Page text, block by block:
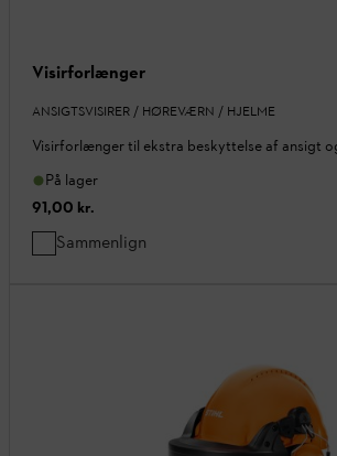
Visirforlænger
ANSIGTSVISIRER / HØREVÆRN / HJELME
Visirforlænger til ekstra beskyttelse af ansigt
På lager
91,00 kr.
Sammenlign